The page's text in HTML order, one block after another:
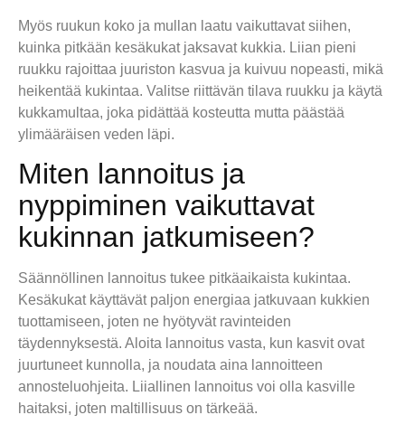
Myös ruukun koko ja mullan laatu vaikuttavat siihen,
kuinka pitkään kesäkukat jaksavat kukkia. Liian pieni
ruukku rajoittaa juuriston kasvua ja kuivuu nopeasti, mikä
heikentää kukintaa. Valitse riittävän tilava ruukku ja käytä
kukkamultaa, joka pidättää kosteutta mutta päästää
ylimääräisen veden läpi.
Miten lannoitus ja
nyppiminen vaikuttavat
kukinnan jatkumiseen?
Säännöllinen lannoitus tukee pitkäaikaista kukintaa.
Kesäkukat käyttävät paljon energiaa jatkuvaan kukkien
tuottamiseen, joten ne hyötyvät ravinteiden
täydennyksestä. Aloita lannoitus vasta, kun kasvit ovat
juurtuneet kunnolla, ja noudata aina lannoitteen
annosteluohjeita. Liiallinen lannoitus voi olla kasville
haitaksi, joten maltillisuus on tärkeää.